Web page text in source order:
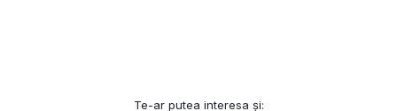
Te-ar putea interesa și: